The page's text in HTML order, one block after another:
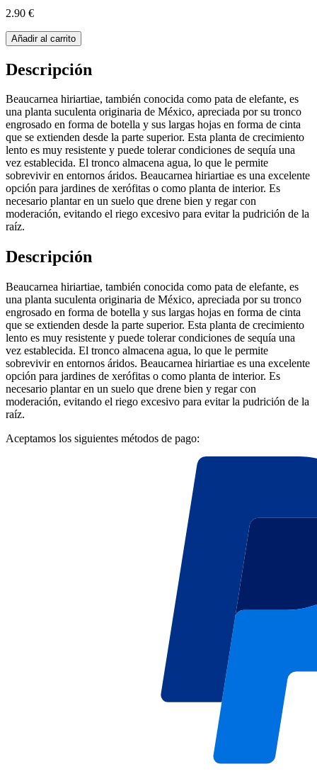
2.90 €
Añadir al carrito
Descripción
Beaucarnea hiriartiae, también conocida como pata de elefante, es
una planta suculenta originaria de México, apreciada por su tronco
engrosado en forma de botella y sus largas hojas en forma de cinta
que se extienden desde la parte superior. Esta planta de crecimiento
lento es muy resistente y puede tolerar condiciones de sequía una
vez establecida. El tronco almacena agua, lo que le permite
sobrevivir en entornos áridos. Beaucarnea hiriartiae es una excelente
opción para jardines de xerófitas o como planta de interior. Es
necesario plantar en un suelo que drene bien y regar con
moderación, evitando el riego excesivo para evitar la pudrición de la
raíz.
Descripción
Beaucarnea hiriartiae, también conocida como pata de elefante, es
una planta suculenta originaria de México, apreciada por su tronco
engrosado en forma de botella y sus largas hojas en forma de cinta
que se extienden desde la parte superior. Esta planta de crecimiento
lento es muy resistente y puede tolerar condiciones de sequía una
vez establecida. El tronco almacena agua, lo que le permite
sobrevivir en entornos áridos. Beaucarnea hiriartiae es una excelente
opción para jardines de xerófitas o como planta de interior. Es
necesario plantar en un suelo que drene bien y regar con
moderación, evitando el riego excesivo para evitar la pudrición de la
raíz.
Aceptamos los siguientes métodos de pago: